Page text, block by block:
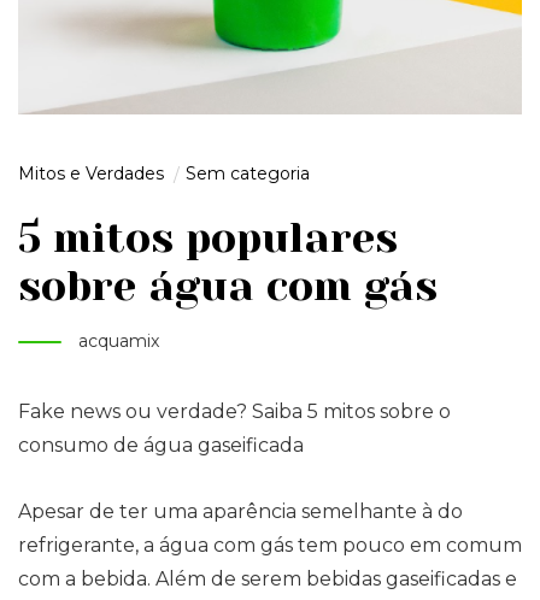
Mitos e Verdades Sem categoria
5 mitos populares
sobre água com gás
acquamix
Fake news ou verdade? Saiba 5 mitos sobre o
consumo de água gaseificada
Apesar de ter uma aparência semelhante à do
refrigerante, a água com gás tem pouco em comum
com a bebida. Além de serem bebidas gaseificadas e